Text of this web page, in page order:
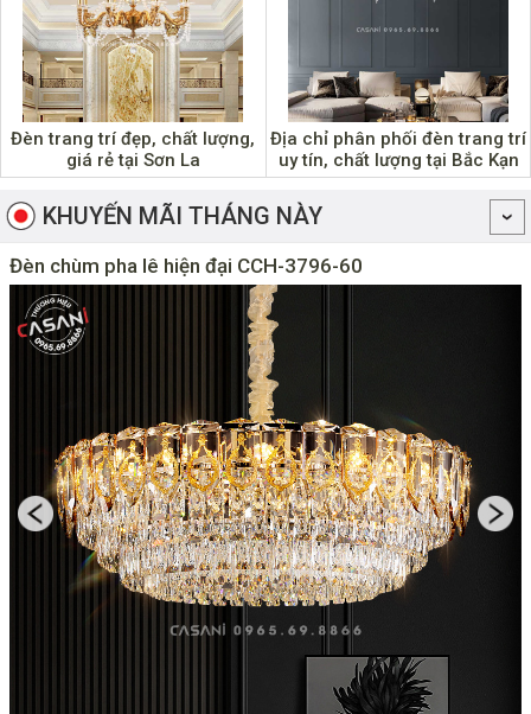
Đèn trang trí đẹp, chất lượng,
giá rẻ tại Sơn La
Địa chỉ phân phối đèn trang trí
uy tín, chất lượng tại Bắc Kạn
KHUYẾN MÃI THÁNG NÀY
Đèn chùm pha lê hiện đại CCH-3796-60